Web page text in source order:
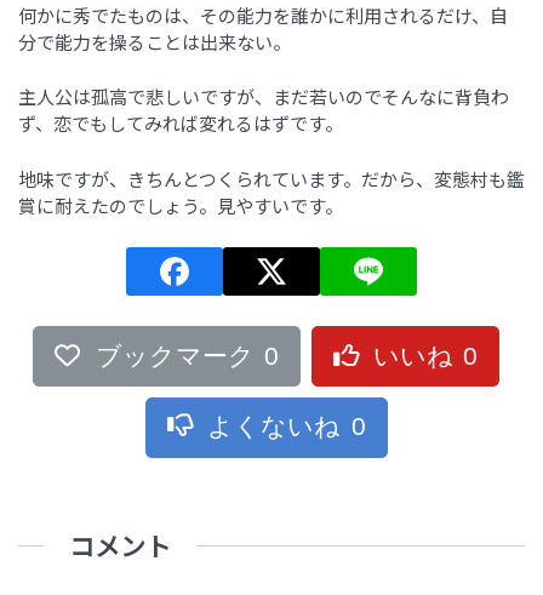
何かに秀でたものは、その能力を誰かに利用されるだけ、自
分で能力を操ることは出来ない。
主人公は孤高で悲しいですが、まだ若いのでそんなに背負わ
ず、恋でもしてみれば変れるはずです。
地味ですが、きちんとつくられています。だから、変態村も鑑
賞に耐えたのでしょう。見やすいです。
ブックマーク 0 いいね 0
よくないね 0
コメント